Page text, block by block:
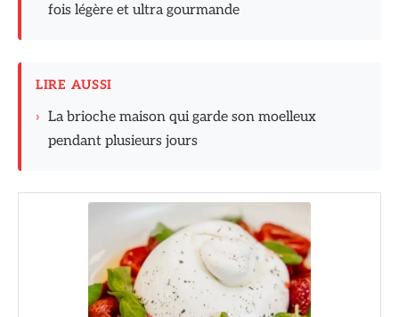
fois légère et ultra gourmande
LIRE AUSSI
› La brioche maison qui garde son moelleux
pendant plusieurs jours